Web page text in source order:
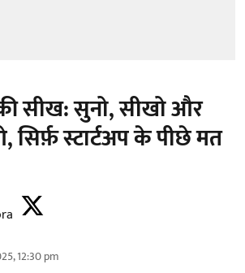
सीख: सुनो, सीखो और
स्टार्टअप के पीछे मत
12:30 pm